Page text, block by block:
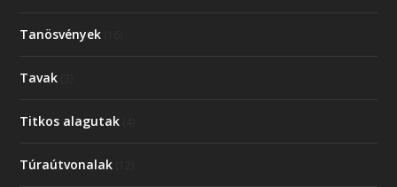
Tanösvények
Tavak
Titkos alagutak
Túraútvonalak